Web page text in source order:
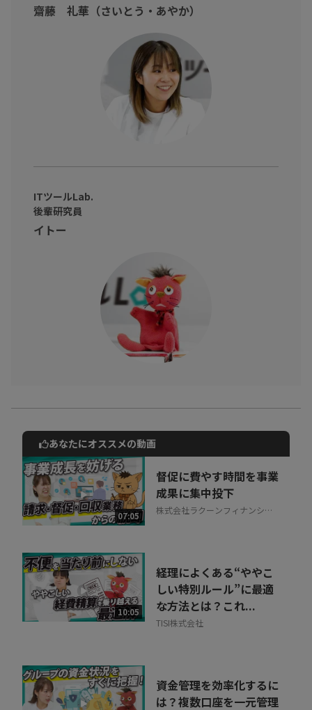
本動画では、ITツールLab.の先輩・後輩研究員が、実際に企業のE
xcel業務を効率化する運用サポートシステム『iFUSION』を使い、
予算管理や経営分析などでの煩雑なエクセル業務が簡単に行える
齋藤 礼華（さいとう・あやか）
ITツールLab.
後輩研究員
イトー
動画でご紹介しているサービスについて
お気軽にご相談・ご質問いただけます！
30秒でお申し込み可能
相談を希望する 無料
あなたにオススメの動画
07:05
督促に費やす時間を事業
成果に集中投下
株式会社ラクーンフィナンシャ
10:05
経理によくある“ややこ
しい特別ルール”に最適
な方法とは？これ...
TISI株式会社
資金管理を効率化するに
は？複数口座を一元管理